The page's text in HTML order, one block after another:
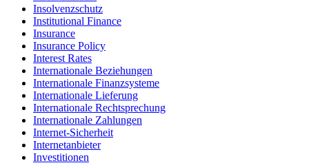
Insolvenzschutz
Institutional Finance
Insurance
Insurance Policy
Interest Rates
Internationale Beziehungen
Internationale Finanzsysteme
Internationale Lieferung
Internationale Rechtsprechung
Internationale Zahlungen
Internet-Sicherheit
Internetanbieter
Investitionen